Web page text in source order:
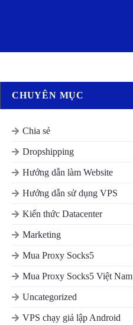
CHUYÊN MỤC
Chia sẻ
Dropshipping
Hướng dẫn làm Website
Hướng dẫn sử dụng VPS
Kiến thức Datacenter
Marketing
Mua Proxy Socks5
Mua Proxy Socks5 Việt Nam
Uncategorized
VPS chạy giả lập Android